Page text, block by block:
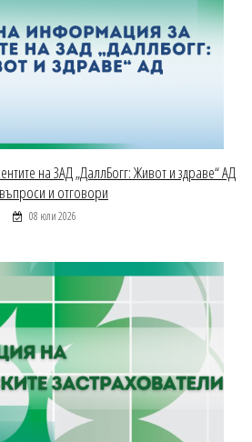
на ЗАД „ДаллБогг: Живот и здраве“ АД
и отговори
08 юли 2026